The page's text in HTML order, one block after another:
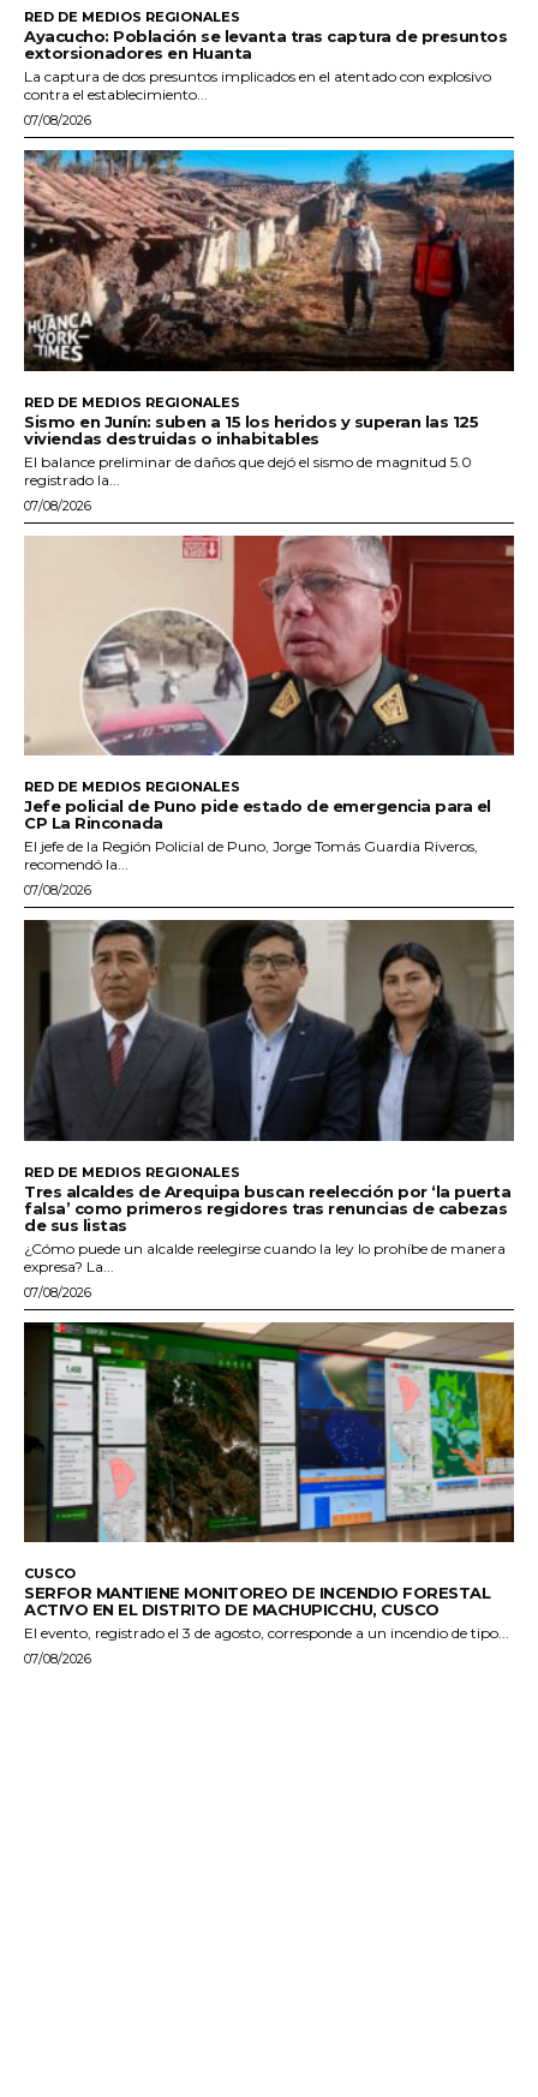
RED DE MEDIOS REGIONALES
Ayacucho: Población se levanta tras captura de presuntos
extorsionadores en Huanta
La captura de dos presuntos implicados en el atentado con explosivo
contra el establecimiento...
07/08/2026
RED DE MEDIOS REGIONALES
Sismo en Junín: suben a 15 los heridos y superan las 125
viviendas destruidas o inhabitables
El balance preliminar de daños que dejó el sismo de magnitud 5.0
registrado la...
07/08/2026
RED DE MEDIOS REGIONALES
Jefe policial de Puno pide estado de emergencia para el
CP La Rinconada
El jefe de la Región Policial de Puno, Jorge Tomás Guardia Riveros,
recomendó la...
07/08/2026
RED DE MEDIOS REGIONALES
Tres alcaldes de Arequipa buscan reelección por ‘la puerta
falsa’ como primeros regidores tras renuncias de cabezas
de sus listas
¿Cómo puede un alcalde reelegirse cuando la ley lo prohíbe de manera
expresa? La...
07/08/2026
CUSCO
SERFOR MANTIENE MONITOREO DE INCENDIO FORESTAL
ACTIVO EN EL DISTRITO DE MACHUPICCHU, CUSCO
El evento, registrado el 3 de agosto, corresponde a un incendio de tipo...
07/08/2026